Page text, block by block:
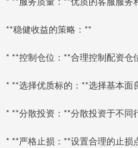
**稳健收益的策略：**
* **控制仓位：**合理控制配资仓
* **选择优质标的：**选择基本面
* **分散投资：**分散投资于不同
* **严格止损：**设置合理的止损